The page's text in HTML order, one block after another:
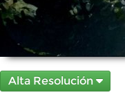
Alta Resolución